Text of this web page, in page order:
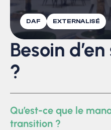
DAF EXTERNALISÉ
Besoin
?
Qu’est-ce que le
transition ?